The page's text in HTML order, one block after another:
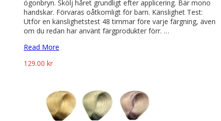
ögonbryn. Skölj håret grundligt efter applicering. Bär mono
handskar. Förvaras oåtkomligt för barn. Känslighet Test:
Utför en känslighetstest 48 timmar före varje färgning, även
om du redan har använt färgprodukter förr. …
Read More
129.00 kr